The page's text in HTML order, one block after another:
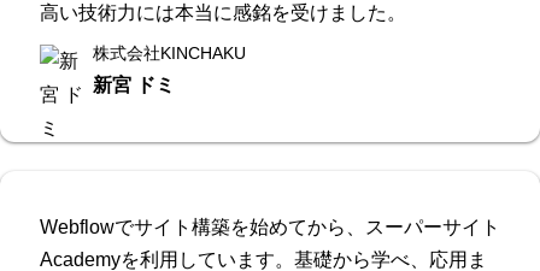
高い技術力には本当に感銘を受けました。
株式会社KINCHAKU
新宮 ドミ
Webflowでサイト構築を始めてから、スーパーサイト
Academyを利用しています。基礎から学べ、応用ま